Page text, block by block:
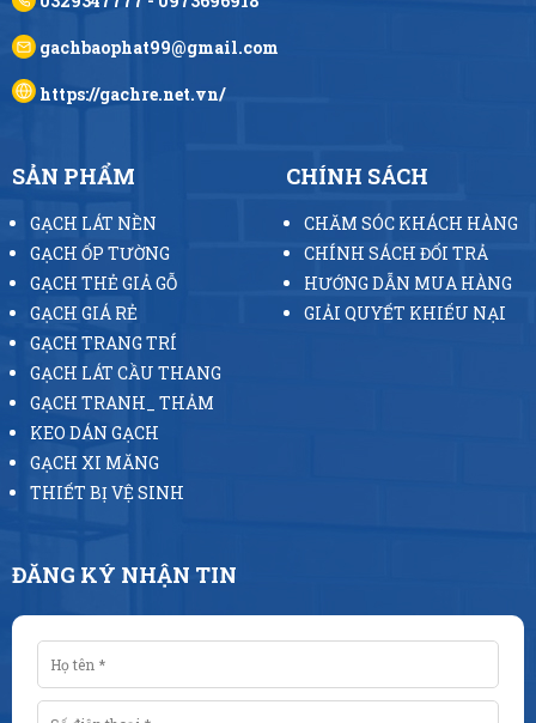
gachbaophat99@gmail.com
https://gachre.net.vn/
SẢN PHẨM
GẠCH LÁT NỀN
GẠCH ỐP TƯỜNG
GẠCH THẺ GIẢ GỖ
GẠCH GIÁ RẺ
GẠCH TRANG TRÍ
GẠCH LÁT CẦU THANG
GẠCH TRANH_ THẢM
KEO DÁN GẠCH
GẠCH XI MĂNG
THIẾT BỊ VỆ SINH
CHÍNH SÁCH
CHĂM SÓC KHÁCH HÀNG
CHÍNH SÁCH ĐỔI TRẢ
HƯỚNG DẪN MUA HÀNG
GIẢI QUYẾT KHIẾU NẠI
ĐĂNG KÝ NHẬN TIN